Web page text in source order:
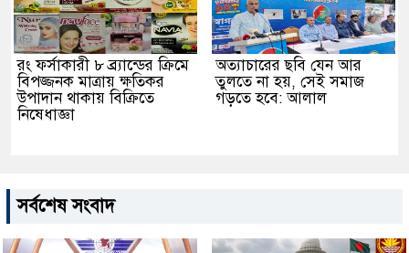
রং ফর্সাকারী ৮ ব্র্যান্ডের ক্রিমে
বিপজ্জনক মাত্রায় ক্ষতিকর
উপাদান থাকায় বিক্রিতে
নিষেধাজ্ঞা
অত্যাচারের ছবি যেন আর
তুলতে না হয়, সেই সমাজ
গড়তে হবে: আলাল
সর্বশেষ সংবাদ